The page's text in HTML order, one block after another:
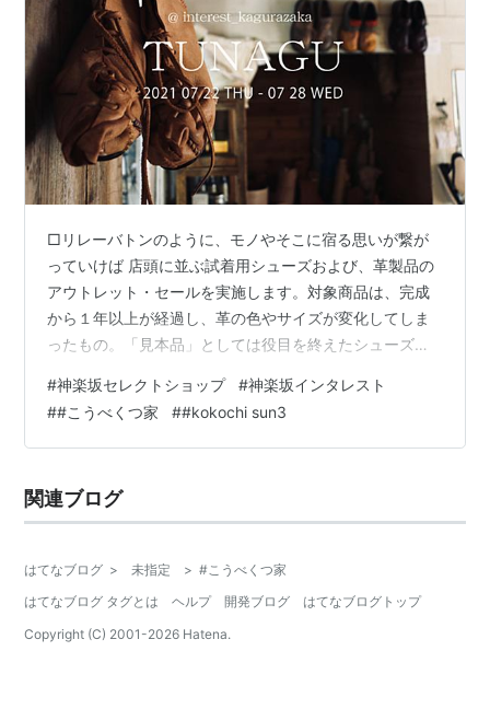
□リレーバトンのように、モノやそこに宿る思いが繋が
っていけば 店頭に並ぶ試着用シューズおよび、革製品の
アウトレット・セールを実施します。対象商品は、完成
から１年以上が経過し、革の色やサイズが変化してしま
ったもの。「見本品」としては役目を終えたシューズた
す。お近くへお越しの際は、是非お立ち寄りくださいま
せ。作り手から使い手へ。まるでリレーバトンのよう
に、モノやそこに宿る思いが繋がっていけば幸いです。
２：００〜１８：００＊火曜定休日 神楽坂インタレスト
東京都新宿区袋町２鈴木ビル１-A 0…
#神楽坂セレクトショップ #神楽坂インタレスト
##こうべくつ家 ##kokochi sun3
関連ブログ
はてなブログ > 未指定 > #こうべくつ家
はてなブログ タグとは
ヘルプ 開発ブログ
はてなブログトップ
Copyright (C) 2001-2026 Hatena.